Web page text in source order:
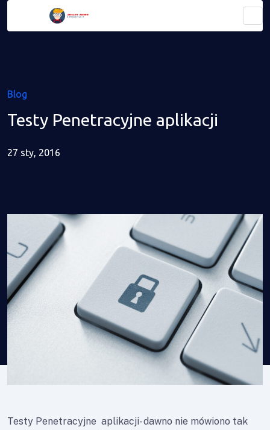
Blog
Testy Penetracyjne aplikacji
27 sty, 2016
Testy Penetracyjne aplikacji- dawno nie mówiono tak